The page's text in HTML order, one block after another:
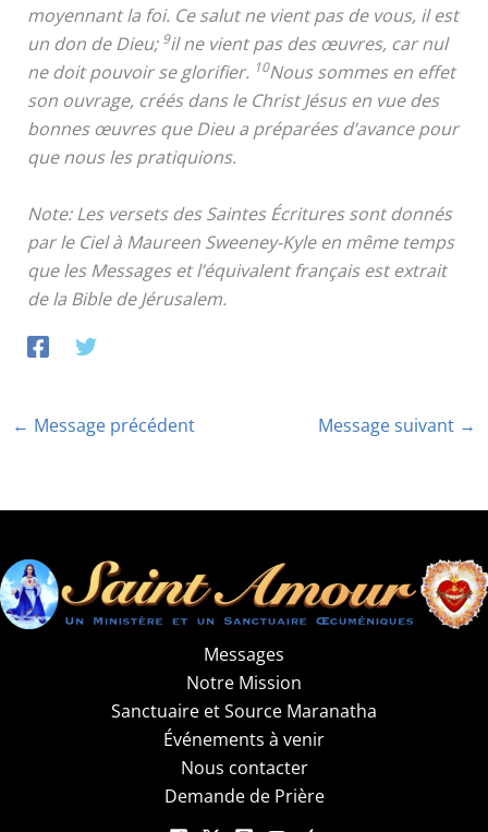
moyennant la foi. Ce salut ne vient pas de vous, il est
un don de Dieu; 9il ne vient pas des œuvres, car nul
ne doit pouvoir se glorifier. 10Nous sommes en effet
son ouvrage, créés dans le Christ Jésus en vue des
bonnes œuvres que Dieu a préparées d’avance pour
que nous les pratiquions.
Note: Les versets des Saintes Écritures sont donnés
par le Ciel à Maureen Sweeney-Kyle en même temps
que les Messages et l’équivalent français est extrait
de la Bible de Jérusalem.
← Message précédent Message suivant →
Messages
Notre Mission
Sanctuaire et Source Maranatha
Événements à venir
Nous contacter
Demande de Prière